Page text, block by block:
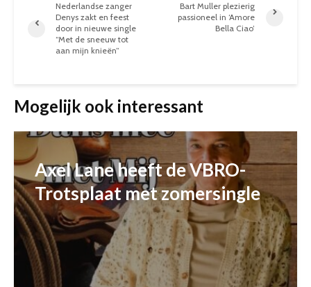
Nederlandse zanger
Denys zakt en feest
door in nieuwe single
“Met de sneeuw tot
aan mijn knieën”
Bart Muller plezierig
passioneel in ‘Amore
Bella Ciao’
Mogelijk ook interessant
Axel Lane heeft de VBRO-
Trotsplaat met zomersingle